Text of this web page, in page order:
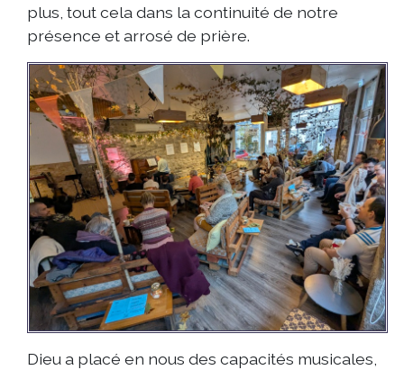
plus, tout cela dans la continuité de notre
présence et arrosé de prière.
Dieu a placé en nous des capacités musicales,